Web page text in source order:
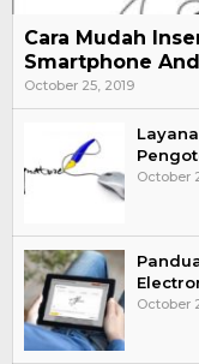
Cara Mudah
Smartphone
October 25, 2019
October
October